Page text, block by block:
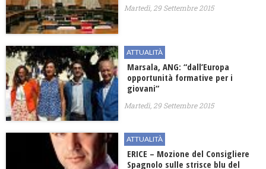
Martedì, 29 Settembre 2015
ATTUALITÀ
Marsala, ANG: “dall’Europa
opportunità formative per i
giovani“
Martedì, 29 Settembre 2015
ATTUALITÀ
ERICE – Mozione del Consigliere
Spagnolo sulle strisce blu del